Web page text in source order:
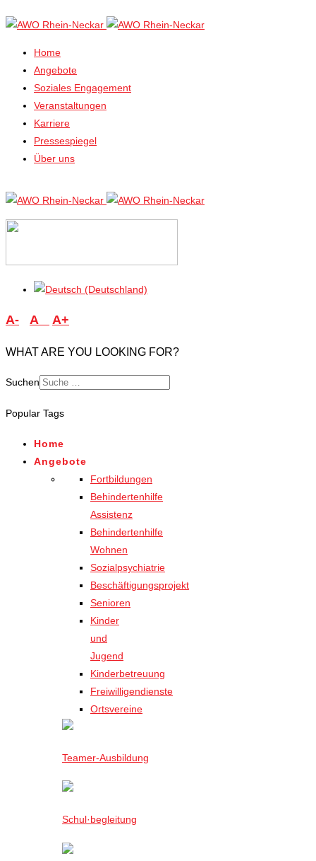
Home
Angebote
Soziales Engagement
Veranstaltungen
Karriere
Pressespiegel
Über uns
A- A A+
WHAT ARE YOU LOOKING FOR?
Suchen
Popular Tags
Home
Angebote
Fortbildungen
Behindertenhilfe
Assistenz
Behindertenhilfe
Wohnen
Sozialpsychiatrie
Beschäftigungsprojekt
Senioren
Kinder
und
Jugend
Kinderbetreuung
Freiwilligendienste
Ortsvereine
Teamer-Ausbildung
Schul·begleitung